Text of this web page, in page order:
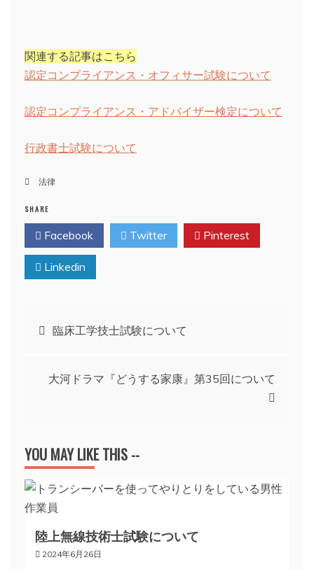
関連する記事はこちら
認定コンプライアンス・オフィサー試験について
認定コンプライアンス・アドバイザー検定について
行政書士試験について
法律
SHARE
Facebook Twitter Pinterest
Linkedin
投
ゲ
ー
シ
臨床工学技士試験について
大河ドラマ『どうする家康』第35回について
YOU MAY LIKE THIS --
陸上無線技術士試験について
2024年6月26日